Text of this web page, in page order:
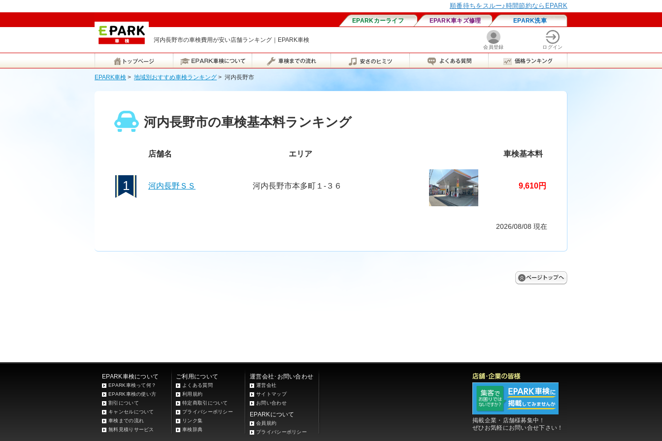
河内長野市の車検費用が安い店舗ランキング｜EPARK車検
EPARK車検 > 地域別おすすめ車検ランキング > 河内長野市
河内長野市の車検基本料ランキング
店舗名 エリア 車検基本料
1 河内長野ＳＳ 河内長野市本多町１-３６ 9,610円
2026/08/08 現在